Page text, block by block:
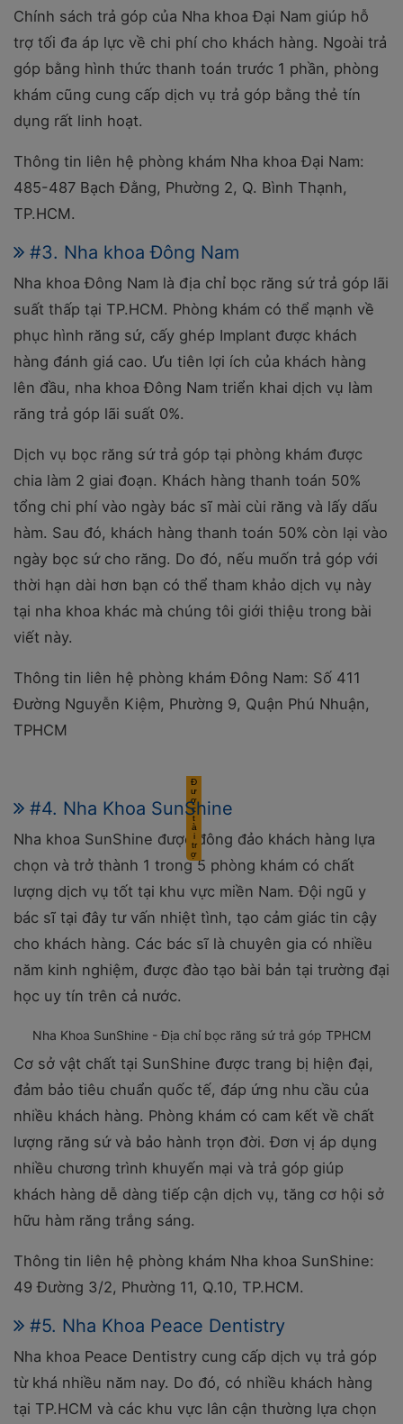
Chính sách trả góp của Nha khoa Đại Nam giúp hỗ
trợ tối đa áp lực về chi phí cho khách hàng. Ngoài trả
góp bằng hình thức thanh toán trước 1 phần, phòng
khám cũng cung cấp dịch vụ trả góp bằng thẻ tín
dụng rất linh hoạt.
Thông tin liên hệ phòng khám Nha khoa Đại Nam:
485-487 Bạch Đằng, Phường 2, Q. Bình Thạnh,
TP.HCM.
#3. Nha khoa Đông Nam
Nha khoa Đông Nam là địa chỉ bọc răng sứ trả góp lãi
suất thấp tại TP.HCM. Phòng khám có thể mạnh về
phục hình răng sứ, cấy ghép Implant được khách
hàng đánh giá cao. Ưu tiên lợi ích của khách hàng
lên đầu, nha khoa Đông Nam triển khai dịch vụ làm
răng trả góp lãi suất 0%.
Dịch vụ bọc răng sứ trả góp tại phòng khám được
chia làm 2 giai đoạn. Khách hàng thanh toán 50%
tổng chi phí vào ngày bác sĩ mài cùi răng và lấy dấu
hàm. Sau đó, khách hàng thanh toán 50% còn lại vào
ngày bọc sứ cho răng. Do đó, nếu muốn trả góp với
thời hạn dài hơn bạn có thể tham khảo dịch vụ này
tại nha khoa khác mà chúng tôi giới thiệu trong bài
viết này.
Thông tin liên hệ phòng khám Đông Nam: Số 411
Đường Nguyễn Kiệm, Phường 9, Quận Phú Nhuận,
TPHCM
#4. Nha Khoa SunShine
Nha khoa SunShine được đông đảo khách hàng lựa
chọn và trở thành 1 trong 5 phòng khám có chất
lượng dịch vụ tốt tại khu vực miền Nam. Đội ngũ y
bác sĩ tại đây tư vấn nhiệt tình, tạo cảm giác tin cậy
cho khách hàng. Các bác sĩ là chuyên gia có nhiều
năm kinh nghiệm, được đào tạo bài bản tại trường đại
học uy tín trên cả nước.
Nha Khoa SunShine - Địa chỉ bọc răng sứ trả góp TPHCM
Cơ sở vật chất tại SunShine được trang bị hiện đại,
đảm bảo tiêu chuẩn quốc tế, đáp ứng nhu cầu của
nhiều khách hàng. Phòng khám có cam kết về chất
lượng răng sứ và bảo hành trọn đời. Đơn vị áp dụng
nhiều chương trình khuyến mại và trả góp giúp
khách hàng dễ dàng tiếp cận dịch vụ, tăng cơ hội sở
hữu hàm răng trắng sáng.
Thông tin liên hệ phòng khám Nha khoa SunShine:
49 Đường 3/2, Phường 11, Q.10, TP.HCM.
#5. Nha Khoa Peace Dentistry
Nha khoa Peace Dentistry cung cấp dịch vụ trả góp
từ khá nhiều năm nay. Do đó, có nhiều khách hàng
tại TP.HCM và các khu vực lân cận thường lựa chọn